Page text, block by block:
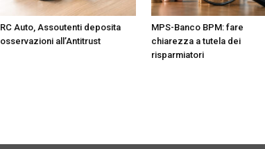
RC Auto, Assoutenti deposita
osservazioni all’Antitrust
MPS-Banco BPM: fare
chiarezza a tutela dei
risparmiatori